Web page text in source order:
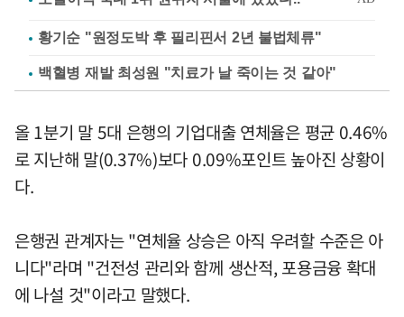
황기순 "원정도박 후 필리핀서 2년 불법체류"
백혈병 재발 최성원 "치료가 날 죽이는 것 같아"
올 1분기 말 5대 은행의 기업대출 연체율은 평균 0.46%
로 지난해 말(0.37%)보다 0.09%포인트 높아진 상황이
다.
은행권 관계자는 "연체율 상승은 아직 우려할 수준은 아
니다"라며 "건전성 관리와 함께 생산적, 포용금융 확대
에 나설 것"이라고 말했다.